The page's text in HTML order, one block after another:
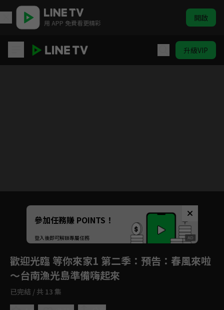
用 APP 免費看更精彩 開啟
升級VIP
Unmute
參加任務賺 POINTS！
登入後即可解鎖專屬任務
歡迎光臨 等你來家1 第二季 ：預告：春風來啦
～台南漁光島準備嗨起來
已完結 / 共 13 集